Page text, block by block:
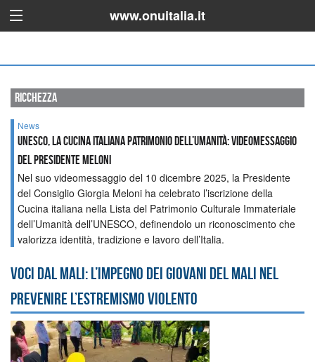
www.onuitalia.it
ricchezza
News
UNESCO, la Cucina Italiana patrimonio dell’umanità: videomessaggio
del Presidente Meloni
Nel suo videomessaggio del 10 dicembre 2025, la Presidente
del Consiglio Giorgia Meloni ha celebrato l’iscrizione della
Cucina italiana nella Lista del Patrimonio Culturale Immateriale
dell’Umanità dell’UNESCO, definendolo un riconoscimento che
valorizza identità, tradizione e lavoro dell’Italia.
Voci dal Mali: l’impegno dei giovani del Mali nel
prevenire l’estremismo violento